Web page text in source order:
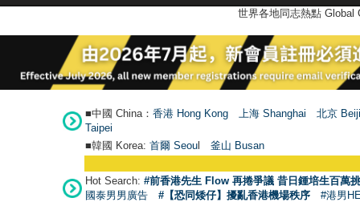
世界各地同志熱點
■中國 China： 香港 Hong Kong 上海 Shanghai
北京
Taipei
■韓國 Korea: 首爾 Seoul 釜山 Busan
Hot Search: #前香港先生 Flow 再捲爭議 昔日鍾培生百萬
國泰男男廣告
#【恐同矮仔】擾亂香港機場秩序 #港男